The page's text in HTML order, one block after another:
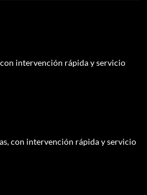
intervención rápida y servicio
con intervención rápida y servicio